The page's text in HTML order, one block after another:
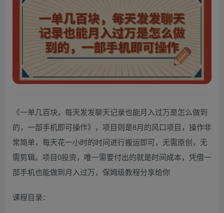
《一单几百块，每天发发聊天记录也能月入过万是怎么做到
的，一部手机即可操作》，项目则是8月的风口项目，操作非
常简单，每天花一小时的时间进行搬运即可，无需原创，无
需剪辑。项目0投资，唯一需要付出的就是时间成本，凭借一
部手机也能做到月入过万，保姆级教程分享给你
课程目录：